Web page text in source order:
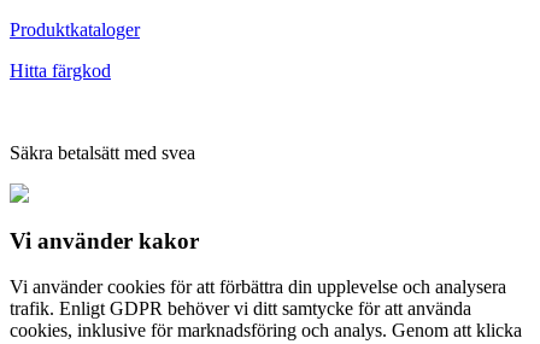
Produktkataloger
Hitta färgkod
Säkra betalsätt med svea
Vi använder kakor
Vi använder cookies för att förbättra din upplevelse och analysera
trafik. Enligt GDPR behöver vi ditt samtycke för att använda
cookies, inklusive för marknadsföring och analys. Genom att klicka